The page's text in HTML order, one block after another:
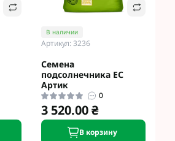
В наличии
Артикул: 3236
Семена
подсолнечника ЕС
Артик
0
3 520.00 ₴
В корзину